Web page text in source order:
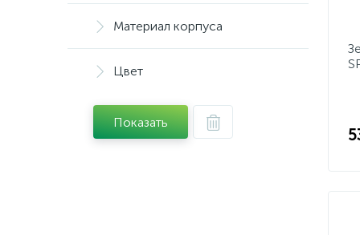
Материал корпуса
Цвет
Показать